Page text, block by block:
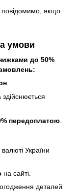
повідомимо, якщо
умови
до 50%
здійснюється
передоплатою
України
на сайті.
деталей